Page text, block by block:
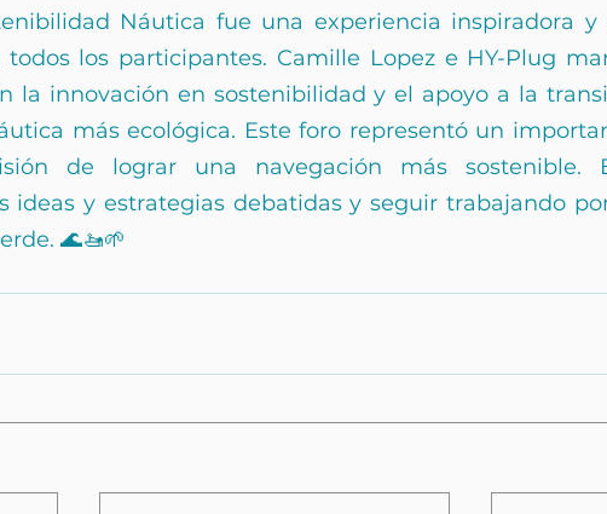
Náutica fue una experiencia inspiradora
todos los participantes. Camille Lopez e HY-Plug
la innovación en sostenibilidad y el apoyo a la
más ecológica. Este foro representó un
de lograr una navegación más sostenible.
ideas y estrategias debatidas y seguir trabajando
🌊🚤🌱